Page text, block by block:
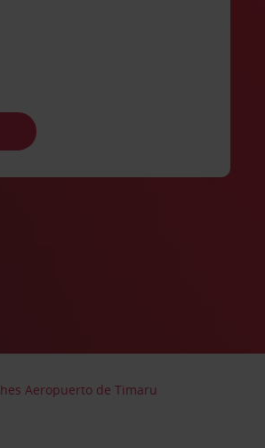
Aeropuerto de Timaru